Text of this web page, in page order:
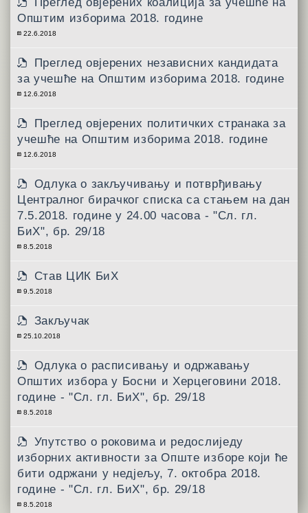
Преглед овјерених коалиција за учешће на
Општим изборима 2018. године
22.6.2018
Преглед овјерених независних кандидата
за учешће на Општим изборима 2018. године
12.6.2018
Преглед овјерених политичких странака за
учешће на Општим изборима 2018. године
12.6.2018
Одлукa о закључивању и потврђивању
Централног бирачког списка са стањем на дан
7.5.2018. године у 24.00 часова - "Сл. гл.
БиХ", бр. 29/18
8.5.2018
Став ЦИК БиХ
9.5.2018
Закључак
25.10.2018
Одлукa о расписивању и одржавању
Општих избора у Босни и Херцеговини 2018.
године - "Сл. гл. БиХ", бр. 29/18
8.5.2018
Упутствo о роковима и редослиједу
изборних активности за Опште изборе који ће
бити одржани у недјељу, 7. октобра 2018.
године - "Сл. гл. БиХ", бр. 29/18
8.5.2018